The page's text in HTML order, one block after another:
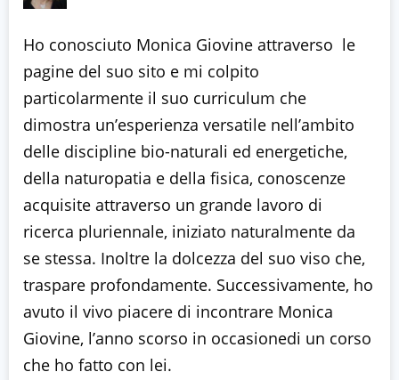
Ho conosciuto Monica Giovine attraverso le
pagine del suo sito e mi colpito
particolarmente il suo curriculum che
dimostra un’esperienza versatile nell’ambito
delle discipline bio-naturali ed energetiche,
della naturopatia e della fisica, conoscenze
acquisite attraverso un grande lavoro di
ricerca pluriennale, iniziato naturalmente da
se stessa. Inoltre la dolcezza del suo viso che,
traspare profondamente. Successivamente, ho
avuto il vivo piacere di incontrare Monica
Giovine, l’anno scorso in occasionedi un corso
che ho fatto con lei.